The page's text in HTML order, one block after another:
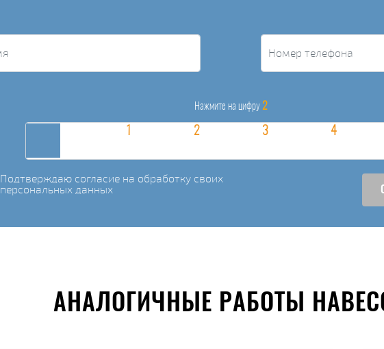
Нажмите на цифру 2
Подтверждаю согласие на обработку своих
персональных данных
АНАЛОГИЧНЫЕ РАБОТЫ